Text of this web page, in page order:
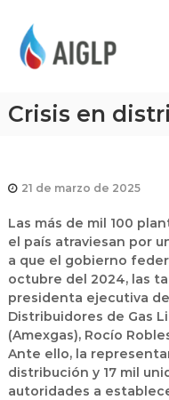
P
Crisis en
21 de marzo de 2025
Las más de mil 100
el país atraviesan por
a que el gobierno
octubre del 2024, las
presidenta ejecutiva
Distribuidores de Gas
(Amexgas), Rocío
Ante ello, la
distribución y 17 mil
autoridades a